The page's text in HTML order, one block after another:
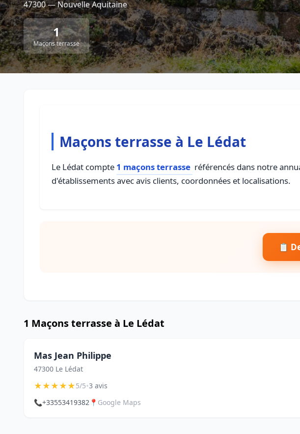
47300 — Nouvelle Aquitaine
1
Maçons terrasse
Maçons terrasse à Le Lédat
Le Lédat compte 1 maçons terrasse référencés dans notre
d'établissements avec avis clients, coordonnées et localisations.
📋
1 Maçons terrasse à Le Lédat
Mas Jean Philippe
47300 Le Lédat
★★★★★5/5•3 avis
📞+33553419382 📍 Google Maps